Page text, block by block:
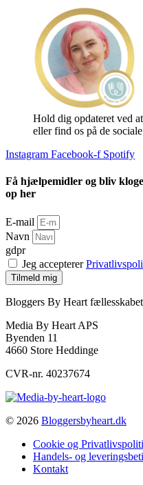
Hold dig opdateret ved
eller find os på de
Instagram Facebook-f Spotify
Få hjælpemidler og bliv
op her
E-mail
Navn
gdpr
Jeg accepterer
Tilmeld mig
Bloggers By Heart
Media By Heart APS
Byenden 11
4660 Store Heddinge
CVR-nr. 40237674
© 2026 Bloggersbyheart.dk
Cookie og
Handels- og
Kontakt